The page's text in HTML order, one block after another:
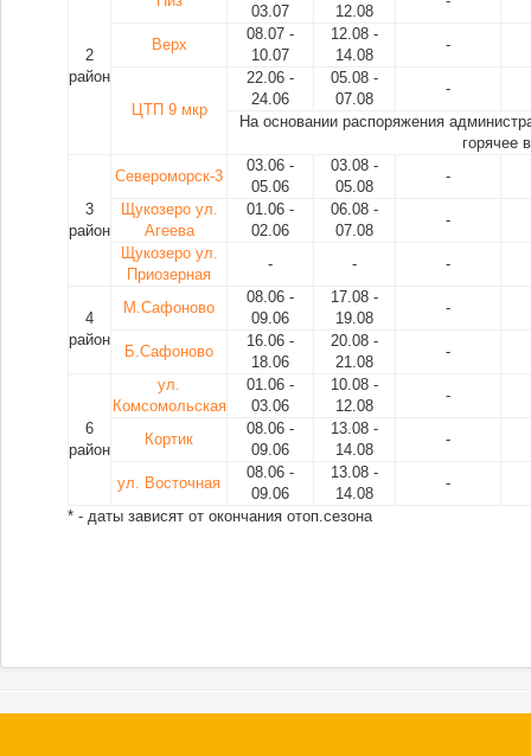
2
район
03.07 12.08
Верх
08.07 -
10.07
12.08 -
14.08
-
ЦТП 9 мкр
22.06 -
24.06
05.08 -
07.08
-
На основании распоряжения
горячее
3
район
Североморск-3
03.06 -
05.06
03.08 -
05.08
-
Щукозеро ул.
Агеева
01.06 -
02.06
06.08 -
07.08
-
Щукозеро ул.
Приозерная
- - -
4
район
М.Сафоново
08.06 -
09.06
17.08 -
19.08
-
Б.Сафоново
16.06 -
18.06
20.08 -
21.08
-
6
район
ул.
Комсомольская
01.06 -
03.06
10.08 -
12.08
-
Кортик
08.06 -
09.06
13.08 -
14.08
-
ул. Восточная
08.06 -
09.06
13.08 -
14.08
-
* - даты зависят от окончания отоп.сезона